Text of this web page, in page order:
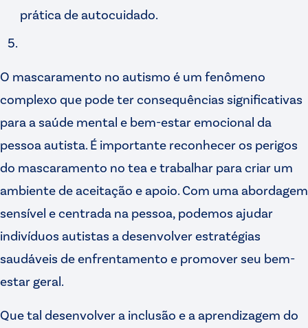
prática de autocuidado.
O mascaramento no autismo é um fenômeno
complexo que pode ter consequências significativas
para a saúde mental e bem-estar emocional da
pessoa autista. É importante reconhecer os perigos
do mascaramento no tea e trabalhar para criar um
ambiente de aceitação e apoio. Com uma abordagem
sensível e centrada na pessoa, podemos ajudar
indivíduos autistas a desenvolver estratégias
saudáveis de enfrentamento e promover seu bem-
estar geral.
Que tal desenvolver a inclusão e a aprendizagem do